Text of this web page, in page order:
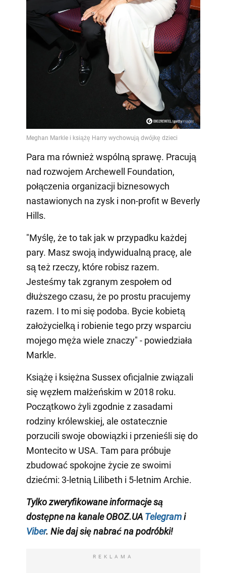
Para ma również wspólną sprawę. Pracują
nad rozwojem Archewell Foundation,
połączenia organizacji biznesowych
nastawionych na zysk i non-profit w Beverly
Hills.
"Myślę, że to tak jak w przypadku każdej
pary. Masz swoją indywidualną pracę, ale
są też rzeczy, które robisz razem.
Jesteśmy tak zgranym zespołem od
dłuższego czasu, że po prostu pracujemy
razem. I to mi się podoba. Bycie kobietą
założycielką i robienie tego przy wsparciu
mojego męża wiele znaczy" - powiedziała
Markle.
Książę i księżna Sussex oficjalnie związali
się węzłem małżeńskim w 2018 roku.
Początkowo żyli zgodnie z zasadami
rodziny królewskiej, ale ostatecznie
porzucili swoje obowiązki i przenieśli się do
Montecito w USA. Tam para próbuje
zbudować spokojne życie ze swoimi
dziećmi: 3-letnią Lilibeth i 5-letnim Archie.
Tylko zweryfikowane informacje są
dostępne nakanaleOBOZ.UA Telegrami
Viber. Nie daj się nabrać na podróbki!
REKLAMA